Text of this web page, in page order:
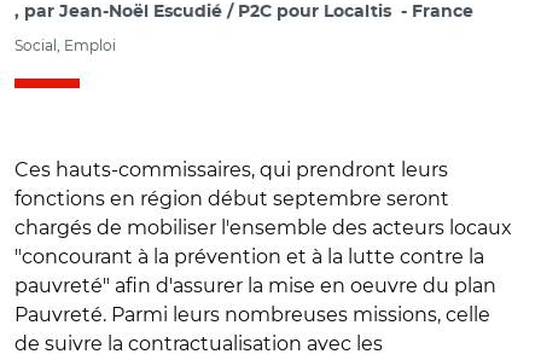
par Jean-Noël Escudié / P2C pour Localtis France
Social, Emploi
Ces hauts-commissaires, qui prendront leurs
fonctions en région début septembre seront
chargés de mobiliser l'ensemble des acteurs locaux
"concourant à la prévention et à la lutte contre la
pauvreté" afin d'assurer la mise en oeuvre du plan
Pauvreté. Parmi leurs nombreuses missions, celle
de suivre la contractualisation avec les